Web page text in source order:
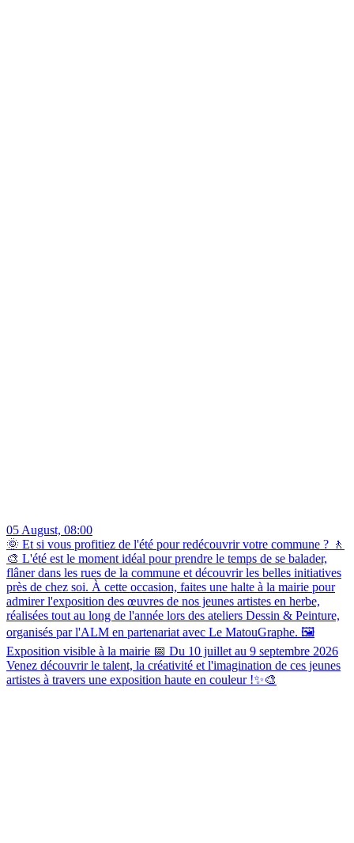
05 August, 08:00
🌞 Et si vous profitiez de l'été pour redécouvrir votre commune ? 🚶
🎨 L'été est le moment idéal pour prendre le temps de se balader,
flâner dans les rues de la commune et découvrir les belles initiatives
près de chez soi. À cette occasion, faites une halte à la mairie pour
admirer l'exposition des œuvres de nos jeunes artistes en herbe,
réalisées tout au long de l'année lors des ateliers Dessin & Peinture,
organisés par l'ALM en partenariat avec Le MatouGraphe. 🖼️
Exposition visible à la mairie 📅 Du 10 juillet au 9 septembre 2026
Venez découvrir le talent, la créativité et l'imagination de ces jeunes
artistes à travers une exposition haute en couleur !✨🎨